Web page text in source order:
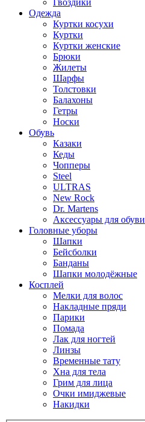
Гвоздики
Одежда
Куртки косухи
Куртки
Куртки женские
Брюки
Жилеты
Шарфы
Толстовки
Балахоны
Гетры
Носки
Обувь
Казаки
Кеды
Чопперы
Steel
ULTRAS
New Rock
Dr. Martens
Аксессуары для обуви
Головные уборы
Шапки
Бейсболки
Банданы
Шапки молодёжные
Косплей
Мелки для волос
Накладные пряди
Парики
Помада
Лак для ногтей
Линзы
Временные тату
Хна для тела
Грим для лица
Очки имиджевые
Накидки